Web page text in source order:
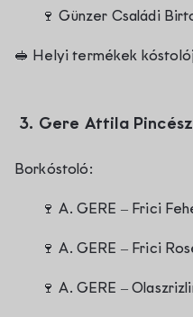
🍷Günzer Családi
🥪 Helyi termékek
3. Gere Attila
Borkóstoló:
🍷 A. GERE – Frici
🍷 A. GERE – Frici
🍷 A. GERE –